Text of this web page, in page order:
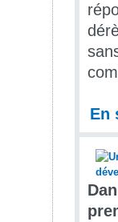
En